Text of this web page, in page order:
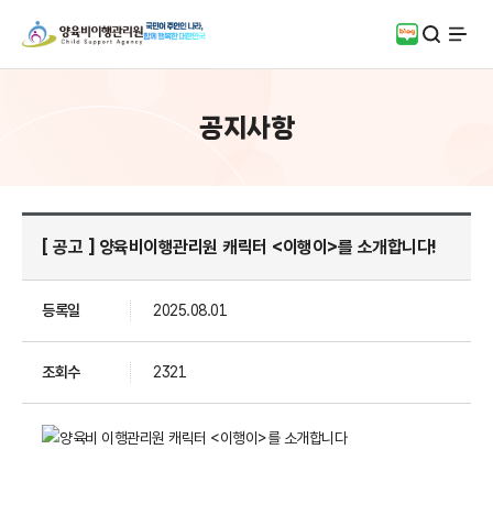
블로그검색
전체
공지사항
[ 공고 ] 양육비이행관리원 캐릭터 <이행이>를 소개합니다!
등록일 2025.08.01
조회수 2321